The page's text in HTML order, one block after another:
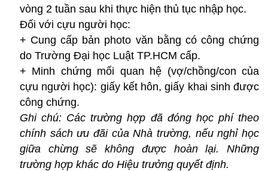
vòng 2 tuần sau khi thực hiện thủ tục nhập học.
Đối với cựu người học:
+ Cung cấp bản photo văn bằng có công chứng
do Trường Đại học Luật TP.HCM cấp.
+ Minh chứng mối quan hệ (vợ/chồng/con của
cựu người học): giấy kết hôn, giấy khai sinh được
công chứng.
Ghi chú: Các trường hợp đã đóng học phí theo
chính sách ưu đãi của Nhà trường, nếu nghỉ học
giữa chừng sẽ không được hoàn lại. Những
trường hợp khác do Hiệu trưởng quyết định.